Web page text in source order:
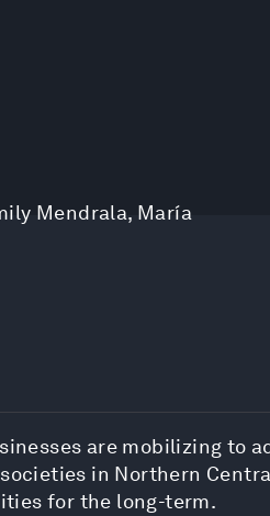
Mendrala, María
are mobilizing to
in Northern
for the long-term.